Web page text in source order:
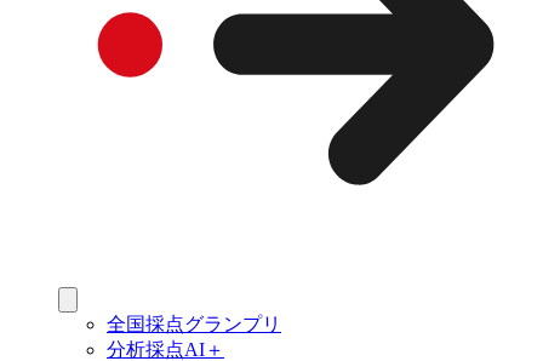
全国採点グランプリ
分析採点AI＋